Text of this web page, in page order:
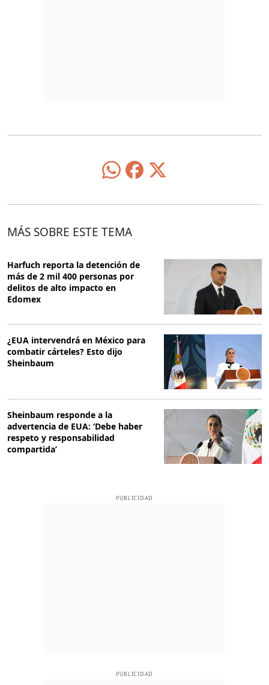
MÁS SOBRE ESTE TEMA
Harfuch reporta la detención de
más de 2 mil 400 personas por
delitos de alto impacto en
Edomex
¿EUA intervendrá en México para
combatir cárteles? Esto dijo
Sheinbaum
Sheinbaum responde a la
advertencia de EUA: ‘Debe haber
respeto y responsabilidad
compartida’
PUBLICIDAD
PUBLICIDAD